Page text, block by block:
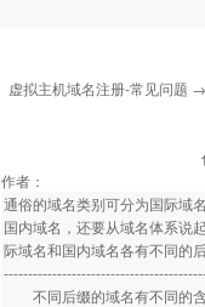
虚拟主机域名注册-常见问题
作者：
通俗的域名类别可分为国际域
国内域名，还要从域名体系说
际域名和国内域名各有不同的
不同后缀的域名有不同的含